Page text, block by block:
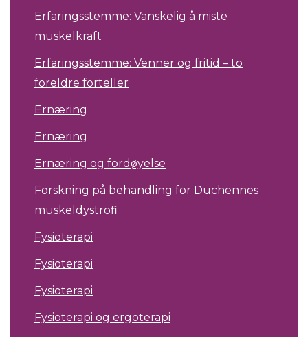
Erfaringsstemme: Vanskelig å miste
muskelkraft
Erfaringsstemme: Venner og fritid – to
foreldre forteller
Ernæring
Ernæring
Ernæring og fordøyelse
Forskning på behandling for Duchennes
muskeldystrofi
Fysioterapi
Fysioterapi
Fysioterapi
Fysioterapi og ergoterapi